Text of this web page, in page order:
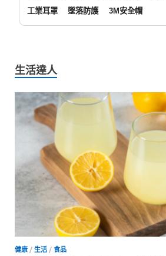
工業耳罩
墜落防護 3M安全帽
生活達人
健康 / 生活 / 食品